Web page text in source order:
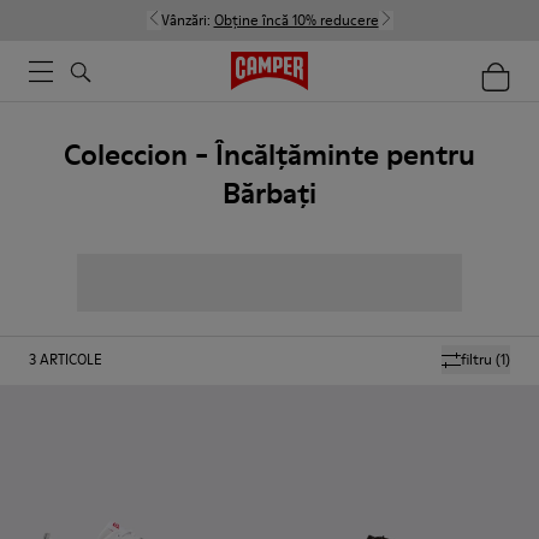
Vânzări: Obține încă 10% reducere
Coleccion - Încălțăminte pentru
Bărbați
filtru (1)
3ARTICOLE